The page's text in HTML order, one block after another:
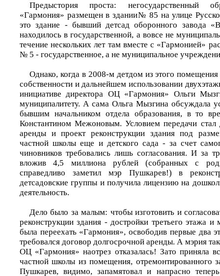
Предыстория проста: негосударственный
«Гармония» размещен в здании№ 85 на улице
это здание - бывший детсад оборонного завода
находилось в государственной, а вовсе не
течение нескольких лет там вместе с «Гармонией»
№ 5 - государственное, а не муниципальное
Однако, когда в 2008-м детдом из этого
собственности и дальнейшем использовании
инициативе директора ОЦ «Гармония» Ольги
муниципалитету. А сама Ольга Мызгина обсуждала
бывшим начальником отдела образования, в то
Константином Межоновым. Условием передачи стал
аренды и проект реконструкции здания под
частной школы еще и детского сада - за счет
чиновников требовались лишь согласования. И за
вложив 4,5 миллиона рублей (собранных с
справедливо заметил мэр Пушкарев!) в
детсадовские группы и получила лицензию на
деятельность.
Дело было за малым: чтобы изготовить и
реконструкции здания - достройки третьего этажа
была переехать «Гармония», освободив первые два
требовался договор долгосрочной аренды. А мэрия
ОЦ «Гармония» наотрез отказалась! Зато приняла
частной школы из помещения, отремонтированного
Пушкарев, видимо, запамятовал и напрасно теперь